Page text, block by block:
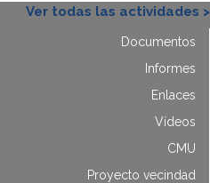
Ver todas las actividades >
Documentos
Informes
Enlaces
Vídeos
CMU
Proyecto vecindad